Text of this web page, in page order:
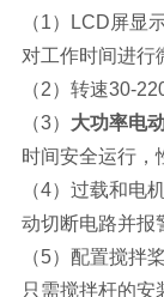
（1）LCD屏显
对工作时间进行
（2）转速30-
（3） 大功率电
时间安全运行，
（4）过载和电
动切断电路并报
（5）配置搅拌
只需搅拌杆的安